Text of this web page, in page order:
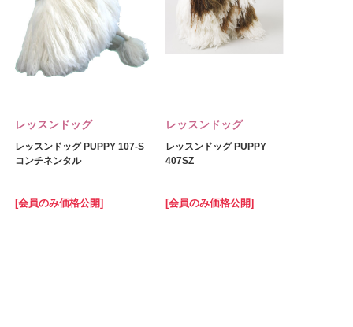
レッスンドッグ
レッスンドッグ PUPPY 107-S
コンチネンタル
[会員のみ価格公開]
レッスンドッグ
レッスンドッグ PUPPY
407SZ
[会員のみ価格公開]